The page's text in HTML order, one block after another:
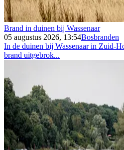
Brand in duinen bij Wassenaar
05 augustus 2026, 13:54Bosbranden
In de duinen bij Wassenaar in Zuid-
brand uitgebrok...